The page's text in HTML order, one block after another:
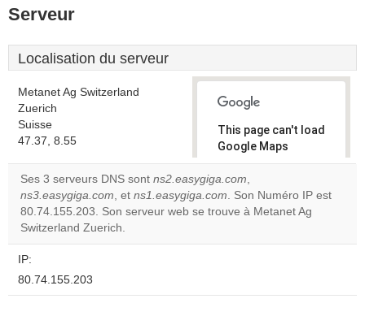
Serveur
Localisation du serveur
Metanet Ag Switzerland
Zuerich
Suisse
47.37, 8.55
This page can't load
Google Maps
correctly.
Do you
own this
OK
Ses 3 serveurs DNS sont ns2.easygiga.com,
ns3.easygiga.com, et ns1.easygiga.com. Son Numéro IP est
80.74.155.203. Son serveur web se trouve à Metanet Ag
Switzerland Zuerich.
IP:
80.74.155.203